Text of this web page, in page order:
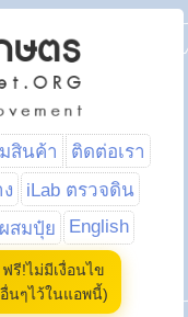
สินค้า
ติดต่อเรา
iLab ตรวจดิน
สมปุ๋ย English
รี!ไม่มีเงื่อนไข
นๆไว้ในแอพนี้)